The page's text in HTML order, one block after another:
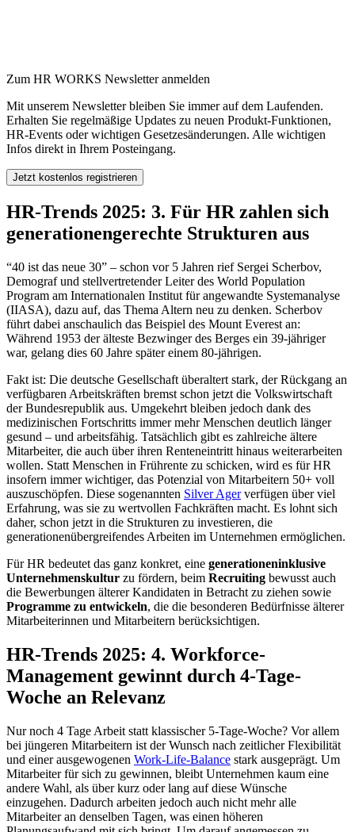
Zum HR WORKS Newsletter anmelden
Mit unserem Newsletter bleiben Sie immer auf dem Laufenden.
Erhalten Sie regelmäßige Updates zu neuen Produkt-Funktionen,
HR-Events oder wichtigen Gesetzesänderungen. Alle wichtigen
Infos direkt in Ihrem Posteingang.
HR-Trends 2025: 3. Für HR zahlen sich
generationengerechte Strukturen aus
“40 ist das neue 30” – schon vor 5 Jahren rief Sergei Scherbov,
Demograf und stellvertretender Leiter des World Population
Program am Internationalen Institut für angewandte Systemanalyse
(IIASA), dazu auf, das Thema Altern neu zu denken. Scherbov
führt dabei anschaulich das Beispiel des Mount Everest an:
Während 1953 der älteste Bezwinger des Berges ein 39-jähriger
war, gelang dies 60 Jahre später einem 80-jährigen.
Fakt ist: Die deutsche Gesellschaft überaltert stark, der Rückgang an
verfügbaren Arbeitskräften bremst schon jetzt die Volkswirtschaft
der Bundesrepublik aus. Umgekehrt bleiben jedoch dank des
medizinischen Fortschritts immer mehr Menschen deutlich länger
gesund – und arbeitsfähig. Tatsächlich gibt es zahlreiche ältere
Mitarbeiter, die auch über ihren Renteneintritt hinaus weiterarbeiten
wollen. Statt Menschen in Frührente zu schicken, wird es für HR
insofern immer wichtiger, das Potenzial von Mitarbeitern 50+ voll
auszuschöpfen. Diese sogenannten Silver Agerverfügen über viel
Erfahrung, was sie zu wertvollen Fachkräften macht. Es lohnt sich
daher, schon jetzt in die Strukturen zu investieren, die
generationenübergreifendes Arbeiten im Unternehmen ermöglichen.
Für HR bedeutet das ganz konkret, eine generationeninklusive
Unternehmenskultur zu fördern, beim Recruiting bewusst auch
die Bewerbungen älterer Kandidaten in Betracht zu ziehen sowie
Programme zu entwickeln, die die besonderen Bedürfnisse älterer
Mitarbeiterinnen und Mitarbeitern berücksichtigen.
HR-Trends 2025: 4. Workforce-
Management gewinnt durch 4-Tage-
Woche an Relevanz
Nur noch 4 Tage Arbeit statt klassischer 5-Tage-Woche? Vor allem
bei jüngeren Mitarbeitern ist der Wunsch nach zeitlicher Flexibilität
und einer ausgewogenen Work-Life-Balance stark ausgeprägt. Um
Mitarbeiter für sich zu gewinnen, bleibt Unternehmen kaum eine
andere Wahl, als über kurz oder lang auf diese Wünsche
einzugehen. Dadurch arbeiten jedoch auch nicht mehr alle
Mitarbeiter an denselben Tagen, was einen höheren